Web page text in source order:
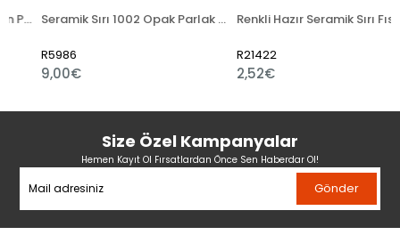
Seramik Sırı 1002 Opak Parlak Toz
R5986
9,00€
Renkli Hazır Seramik Sırı Fıstık Yeşili 521-5
R21422
2,52€
Size Özel Kampanyalar
Hemen Kayıt Ol Fırsatlardan Önce Sen Haberdar Ol!
Gönder